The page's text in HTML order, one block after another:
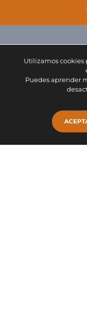
Eres
Utilizamos cookies
Puedes aprender